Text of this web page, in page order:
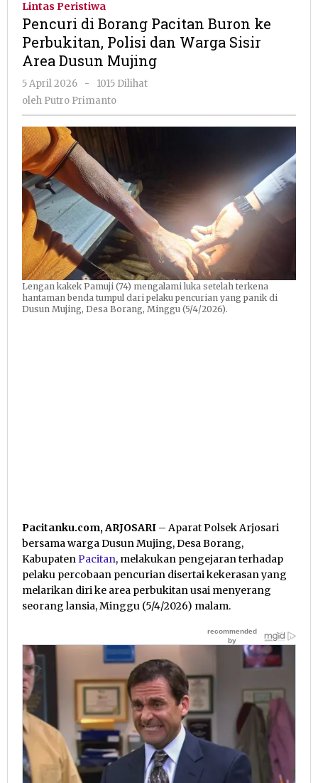
Buron
ke
Sisir
Lintas Peristiwa
Pencuri di Borang Pacitan Buron ke
Perbukitan, Polisi dan Warga Sisir
Area Dusun Mujing
5 April 2026
oleh
Putro
-
1015 Dilihat
oleh Putro Primanto
Lengan kakek Pamuji (74) mengalami luka setelah terkena
hantaman benda tumpul dari pelaku pencurian yang panik di
Dusun Mujing, Desa Borang, Minggu (5/4/2026).
Pacitanku.com, ARJOSARI – Aparat Polsek Arjosari
bersama warga Dusun Mujing, Desa Borang,
KabupatenPacitan, melakukan pengejaran terhadap
pelaku percobaan pencurian disertai kekerasan yang
melarikan diri ke area perbukitan usai menyerang
seorang lansia, Minggu (5/4/2026) malam.